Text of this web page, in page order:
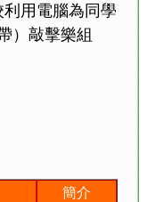
用電腦為同學
）敲擊樂組
簡介